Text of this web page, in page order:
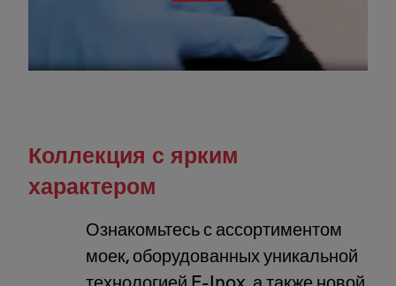
Коллекция с ярким
характером
Ознакомьтесь с ассортиментом
моек, оборудованных уникальной